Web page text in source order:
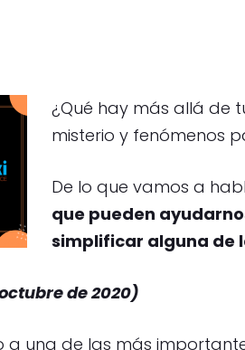
¿Qué hay más allá de
misterio y fenómenos
De lo que vamos a
que pueden
simplificar alguna de
de 2020)
a una de las más